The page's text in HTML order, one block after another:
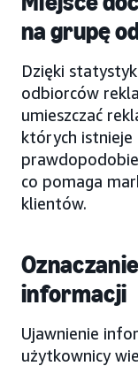
na grupę
Dzięki
odbiorców
umieszczać
których istnieje
co pomaga
klientów.
informacji
Ujawnienie
użytkownicy